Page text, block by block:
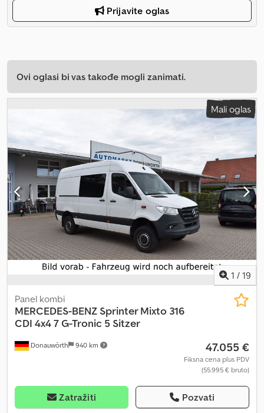
Prijavite oglas
Ovi oglasi bi vas takođe mogli zanimati.
Mali oglas
1 / 19
Donauwörth 940 km
Panel kombi
MERCEDES-BENZ Sprinter Mixto 316
CDI 4x4 7 G-Tronic 5 Sitzer
47.055 €
Fiksna cena plus PDV
(55.995 € bruto)
Zatražiti Pozvati